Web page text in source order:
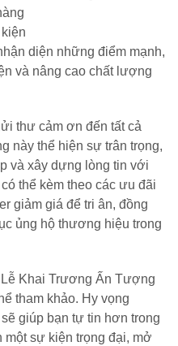
diện những điểm mạnh,
và nâng cao chất lượng
thư cảm ơn đến tất cả
này thể hiện sự trân trọng,
và xây dựng lòng tin với
thể kèm theo các ưu đãi
giảm giá để tri ân, đồng
ủng hộ thương hiệu trong
Khai Trương Ấn Tượng
tham khảo. Hy vọng
giúp bạn tự tin hơn trong
sự kiện trọng đại, mở